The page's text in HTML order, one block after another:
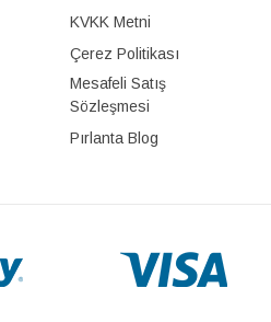
KVKK Metni
Çerez Politikası
Mesafeli Satış
Sözleşmesi
Pırlanta Blog